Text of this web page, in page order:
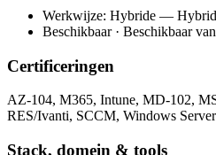
Werkwijze: Hybride — Hybrid
Beschikbaar · Beschikbaar
Certificeringen
AZ-104, M365, Intune, MD-102,
RES/Ivanti, SCCM, Windows Server
Stack, domein & tools